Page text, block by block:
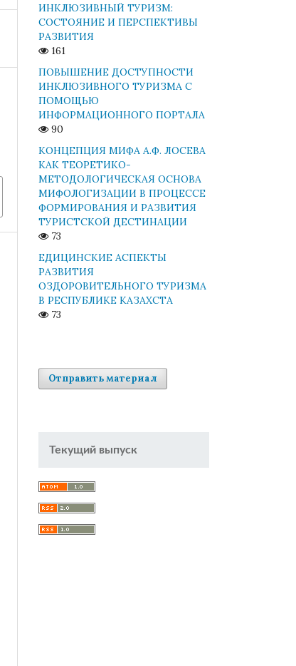
ИНКЛЮЗИВНЫЙ ТУРИЗМ:
СОСТОЯНИЕ И ПЕРСПЕКТИВЫ
РАЗВИТИЯ
161
ПОВЫШЕНИЕ ДОСТУПНОСТИ
ИНКЛЮЗИВНОГО ТУРИЗМА С
ПОМОЩЬЮ
ИНФОРМАЦИОННОГО ПОРТАЛА
90
КОНЦЕПЦИЯ МИФА А.Ф. ЛОСЕВА
КАК ТЕОРЕТИКО-
МЕТОДОЛОГИЧЕСКАЯ ОСНОВА
МИФОЛОГИЗАЦИИ В ПРОЦЕССЕ
ФОРМИРОВАНИЯ И РАЗВИТИЯ
ТУРИСТСКОЙ ДЕСТИНАЦИИ
73
ЕДИЦИНСКИЕ АСПЕКТЫ
РАЗВИТИЯ
ОЗДОРОВИТЕЛЬНОГО ТУРИЗМА
В РЕСПУБЛИКЕ КАЗАХСТА
73
Отправить материал
Текущий выпуск